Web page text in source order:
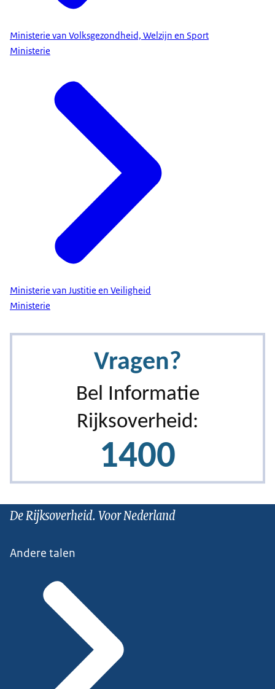
Ministerie van Volksgezondheid, Welzijn en Sport
Ministerie
Ministerie van Justitie en Veiligheid
Ministerie
De Rijksoverheid. Voor Nederland
Andere talen